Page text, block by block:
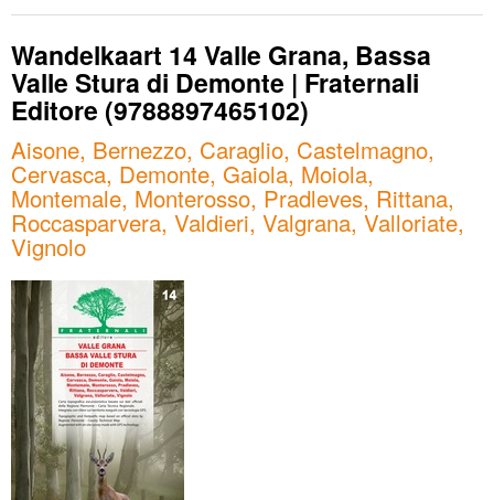
Wandelkaart 14 Valle Grana, Bassa
Valle Stura di Demonte | Fraternali
Editore (9788897465102)
Aisone, Bernezzo, Caraglio, Castelmagno,
Cervasca, Demonte, Gaiola, Moiola,
Montemale, Monterosso, Pradleves, Rittana,
Roccasparvera, Valdieri, Valgrana, Valloriate,
Vignolo